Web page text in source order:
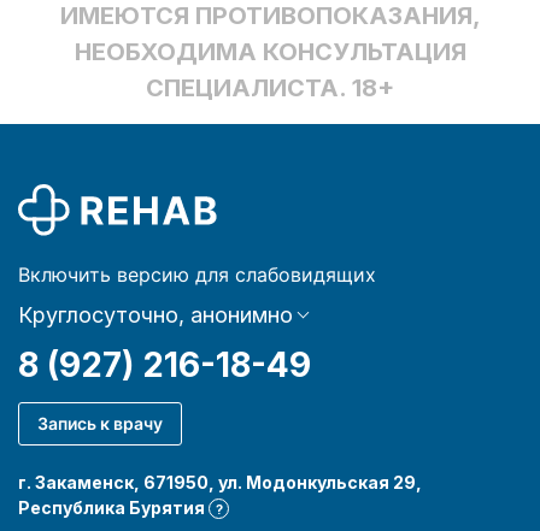
ИМЕЮТСЯ ПРОТИВОПОКАЗАНИЯ,
НЕОБХОДИМА КОНСУЛЬТАЦИЯ
СПЕЦИАЛИСТА. 18+
Включить версию для слабовидящих
Круглосуточно, анонимно
8 (927) 216-18-49
Запись к врачу
г. Закаменск, 671950, ул. Модонкульская 29,
Республика Бурятия
?